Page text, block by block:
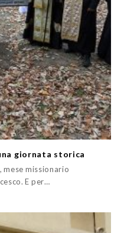
giornata storica
mese missionario
E per…